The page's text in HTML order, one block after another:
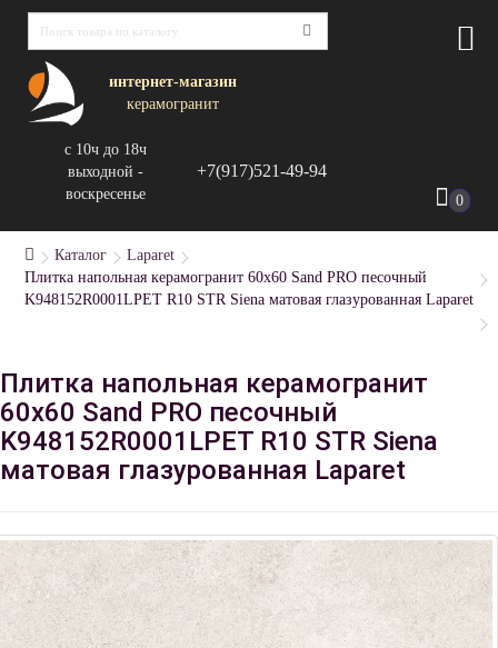
интернет-магазин
керамогранит
с 10ч до 18ч
выходной -
воскресенье
+7(917)521-49-94
0
Каталог
Laparet
Плитка напольная керамогранит 60x60 Sand PRO песочный
K948152R0001LPET R10 STR Siena матовая глазурованная Laparet
Плитка напольная керамогранит
60x60 Sand PRO песочный
K948152R0001LPET R10 STR Siena
матовая глазурованная Laparet